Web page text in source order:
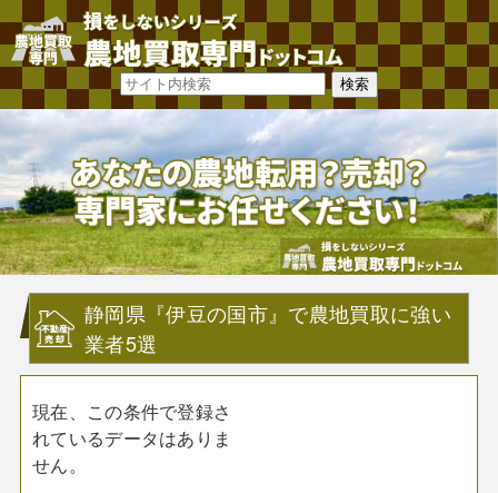
静岡県『伊豆の国市』で農地買取に強い
業者5選
現在、この条件で登録さ
れているデータはありま
せん。